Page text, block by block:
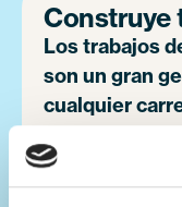
Construye
Los trabajos
son un gran
cualquier
Enseñar
campamento